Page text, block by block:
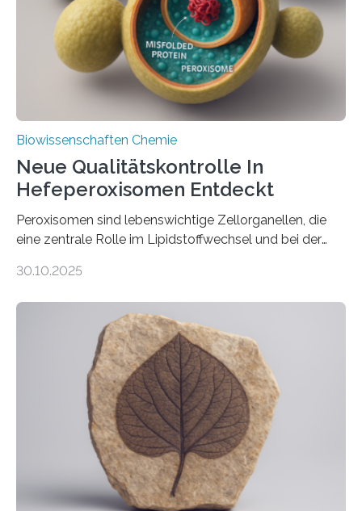
Biowissenschaften Chemie
Neue Qualitätskontrolle In
Hefeperoxisomen Entdeckt
Peroxisomen sind lebenswichtige Zellorganellen, die
eine zentrale Rolle im Lipidstoffwechsel und bei der
erfüllen können, müssen zahlreiche Enzyme präzise in
der Ruhr-Universität Bochum um Prof. Dr. Ralf Erdmann
und Dr. Ismaila Francis Yusuf hat nun einen bislang
unbekannten Qualitätskontrollmechanismus des
peroxisomalen Proteintransports in der Bäckerhefe
Saccharomyces cerevisiae entdeckt, der für die
Funktionsfähigkeit der Organellen entscheidend ist. Die
Studie wurde am 28. Oktober 2025 in der
Fachzeitschrift…
30.10.2025